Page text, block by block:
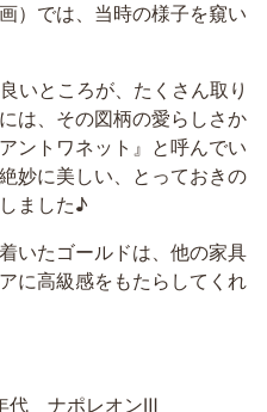
）では、当時の様子を窺い
いところが、たくさん取り
は、その図柄の愛らしさか
ントワネット』と呼んでい
妙に美しい、とっておきの
ました♪
いたゴールドは、他の家具
に高級感をもたらしてくれ
代 ナポレオンⅢ